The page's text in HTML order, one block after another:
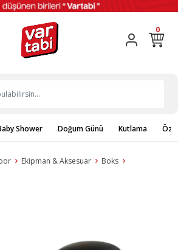
0
Shower Doğum Günü Kutlama
Ekipman & Aksesuar
Boks